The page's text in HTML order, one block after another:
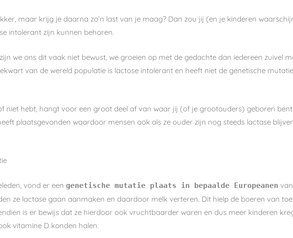
maar krijg je daarna zo’n last van je maag? Dan zou jij (en je kinderen
intolerant zijn kunnen behoren.
we ons dit vaak niet bewust, we groeien op met de gedachte dan iedereen zuivel
van de wereld populatie is lactose intolerant en heeft niet de genetische
niet hebt, hangt voor een groot deel af van waar jij (of je grootouders) geboren
plaatsgevonden waardoor mensen ook als ze ouder zijn nog steeds lactase
vond er eengenetische mutatie plaats in bepaalde Europeanen
ze lactase gaan aanmaken en daardoor melk verteren. Dit hielp de boeren van
is er bewijs dat ze hierdoor ook vruchtbaarder waren en dus meer kinderen
vitamine D konden halen.